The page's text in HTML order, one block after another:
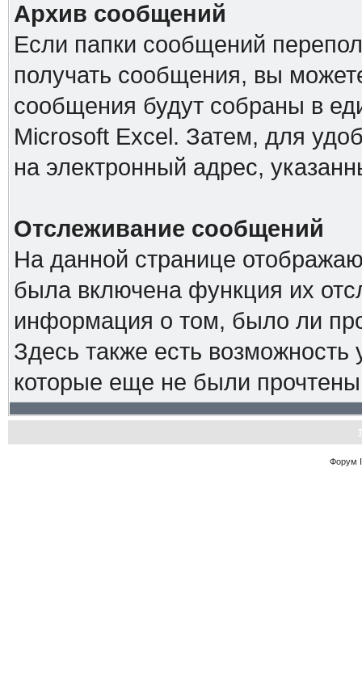
Архив сообщений
Если папки сообщений
получать сообщения, вы
сообщения будут собраны в
Microsoft Excel. Затем, для
на электронный адрес,
Отслеживание сообщений
На данной странице
была включена функция их
информация о том, было ли
Здесь также есть
которые еще не были
Форум